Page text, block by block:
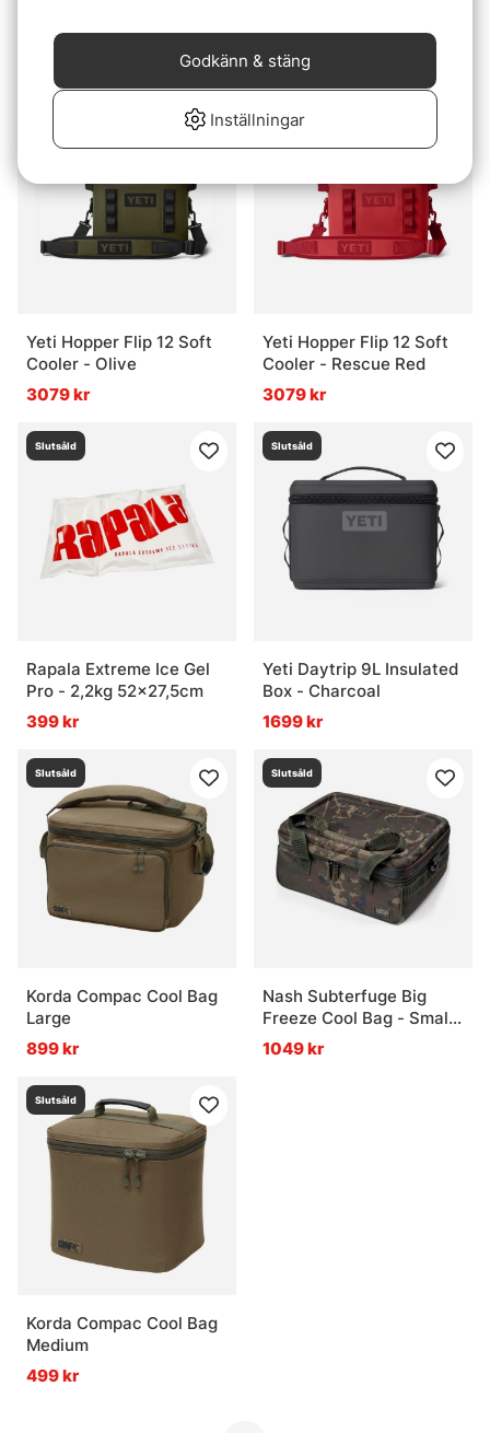
Cooler - Olive
Bucket 7,6 L - White
1799 kr
Yeti Hopper Flip 12 Soft
Cooler - Olive
3079 kr
Slutsåld
Yeti Hopper Flip 12 Soft
Cooler - Rescue Red
3079 kr
Slutsåld
Rapala Extreme Ice Gel
Pro - 2,2kg 52x27,5cm
399 kr
Slutsåld
Yeti Daytrip 9L Insulated
Box - Charcoal
1699 kr
Slutsåld
Korda Compac Cool Bag
Large
899 kr
Slutsåld
Nash Subterfuge Big
Freeze Cool Bag - Small
20L
1049 kr
Slutsåld
Korda Compac Cool Bag
Medium
499 kr
Inställningar
Godkänn & stäng